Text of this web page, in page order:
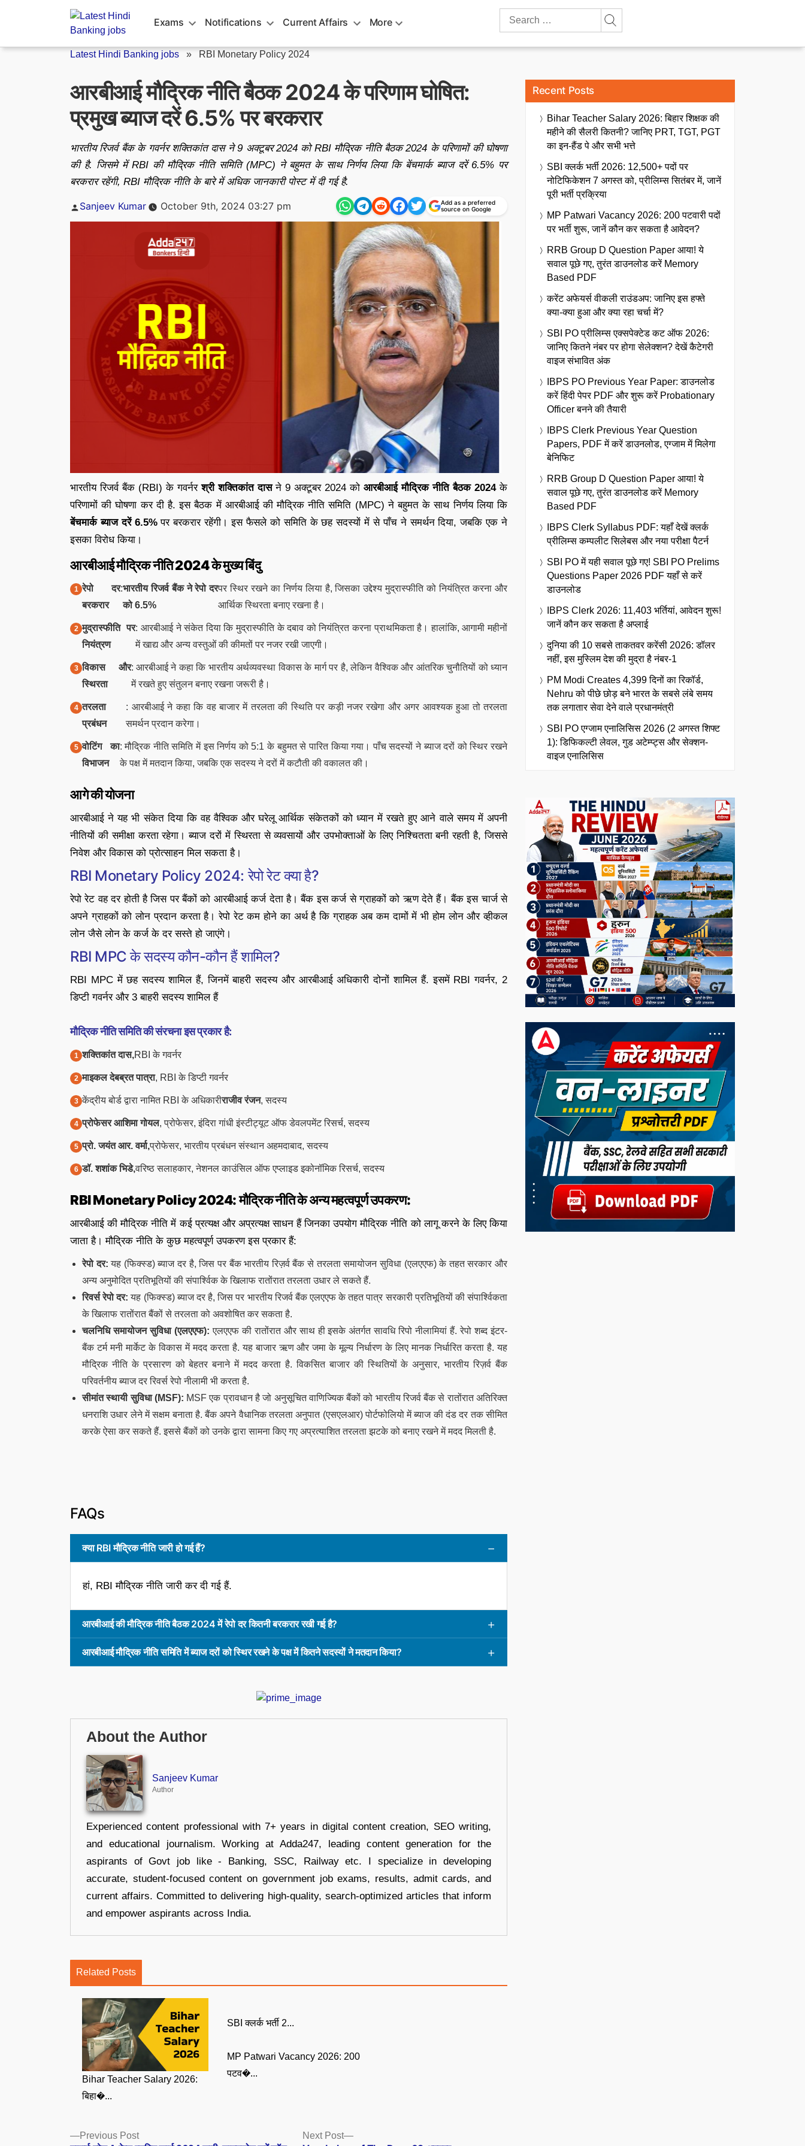
Exams Notifications Current Affairs More
Search
Latest Hindi Banking jobs » RBI Monetary Policy 2024
आरबीआई मौद्रिक नीति बैठक 2024 के परिणाम घोषित:
प्रमुख ब्याज दरें 6.5% पर बरकरार
भारतीय रिजर्व बैंक के गवर्नर शक्तिकांत दास ने 9 अक्टूबर 2024 को RBI मौद्रिक नीति बैठक 2024 के परिणामों की घोषणा
की है. जिसमे में RBI की मौद्रिक नीति समिति (MPC) ने बहुमत के साथ निर्णय लिया कि बेंचमार्क ब्याज दरें 6.5% पर
बरकरार रहेंगी, RBI मौद्रिक नीति के बारे में अधिक जानकारी पोस्ट में दी गई है.
Posted
Sanjeev Kumar October 9th, 2024 03:27 pm
Add as a preferred
source on Google
भारतीय रिजर्व बैंक (RBI) के गवर्नरश्री शक्तिकांत दासने 9 अक्टूबर 2024 को आरबीआई मौद्रिक नीति बैठक 2024के
परिणामों की घोषणा कर दी है. इस बैठक में आरबीआई की मौद्रिक नीति समिति (MPC) ने बहुमत के साथ निर्णय लिया कि
बेंचमार्क ब्याज दरें 6.5%पर बरकरार रहेंगी। इस फैसले को समिति के छह सदस्यों में से पाँच ने समर्थन दिया, जबकि एक ने
इसका विरोध किया।
आरबीआई मौद्रिक नीति 2024 के मुख्य बिंदु
रेपो दर
बरकरार
:भारतीय रिजर्व बैंक ने रेपो दर
को 6.5%
पर स्थिर रखने का निर्णय लिया है, जिसका उद्देश्य मुद्रास्फीति को नियंत्रित करना और
आर्थिक स्थिरता बनाए रखना है।
मुद्रास्फीति पर
नियंत्रण
: आरबीआई ने संकेत दिया कि मुद्रास्फीति के दबाव को नियंत्रित करना प्राथमिकता है। हालांकि, आगामी महीनों
में खाद्य और अन्य वस्तुओं की कीमतों पर नजर रखी जाएगी।
विकास और
स्थिरता
: आरबीआई ने कहा कि भारतीय अर्थव्यवस्था विकास के मार्ग पर है, लेकिन वैश्विक और आंतरिक चुनौतियों को ध्यान
में रखते हुए संतुलन बनाए रखना जरूरी है।
तरलता
प्रबंधन
: आरबीआई ने कहा कि वह बाजार में तरलता की स्थिति पर कड़ी नजर रखेगा और अगर आवश्यक हुआ तो तरलता
समर्थन प्रदान करेगा।
वोटिंग का
विभाजन
: मौद्रिक नीति समिति में इस निर्णय को 5:1 के बहुमत से पारित किया गया। पाँच सदस्यों ने ब्याज दरों को स्थिर रखने
के पक्ष में मतदान किया, जबकि एक सदस्य ने दरों में कटौती की वकालत की।
आगे की योजना
आरबीआई ने यह भी संकेत दिया कि वह वैश्विक और घरेलू आर्थिक संकेतकों को ध्यान में रखते हुए आने वाले समय में अपनी
नीतियों की समीक्षा करता रहेगा। ब्याज दरों में स्थिरता से व्यवसायों और उपभोक्ताओं के लिए निश्चितता बनी रहती है, जिससे
निवेश और विकास को प्रोत्साहन मिल सकता है।
RBI Monetary Policy 2024: रेपो रेट क्या है?
रेपो रेट वह दर होती है जिस पर बैंकों को आरबीआई कर्ज देता है। बैंक इस कर्ज से ग्राहकों को ऋण देते हैं। बैंक इस चार्ज से
अपने ग्राहकों को लोन प्रदान करता है। रेपो रेट कम होने का अर्थ है कि ग्राहक अब कम दामों में भी होम लोन और व्हीकल
लोन जैसे लोन के कर्ज के दर सस्ते हो जाएंगे।
RBI MPC के सदस्य कौन-कौन हैं शामिल?
RBI MPC में छह सदस्य शामिल हैं, जिनमें बाहरी सदस्य और आरबीआई अधिकारी दोनों शामिल हैं. इसमें RBI गवर्नर, 2
डिप्टी गवर्नर और 3 बाहरी सदस्य शामिल हैं
मौद्रिक नीति समिति की संरचना इस प्रकार है:
शक्तिकांत दास,RBI के गवर्नर
माइकल देबब्रत पात्रा, RBI के डिप्टी गवर्नर
केंद्रीय बोर्ड द्वारा नामित RBI के अधिकारीराजीव रंजन, सदस्य
प्रोफेसर आशिमा गोयल, प्रोफेसर, इंदिरा गांधी इंस्टीट्यूट ऑफ डेवलपमेंट रिसर्च, सदस्य
प्रो. जयंत आर. वर्मा,प्रोफेसर, भारतीय प्रबंधन संस्थान अहमदाबाद, सदस्य
डॉ. शशांक भिडे,वरिष्ठ सलाहकार, नेशनल काउंसिल ऑफ एप्लाइड इकोनॉमिक रिसर्च, सदस्य
RBI Monetary Policy 2024: मौद्रिक नीति के अन्य महत्वपूर्ण उपकरण:
आरबीआई की मौद्रिक नीति में कई प्रत्यक्ष और अप्रत्यक्ष साधन हैं जिनका उपयोग मौद्रिक नीति को लागू करने के लिए किया
जाता है। मौद्रिक नीति के कुछ महत्वपूर्ण उपकरण इस प्रकार हैं:
रेपो दर:यह (फिक्स्ड) ब्याज दर है, जिस पर बैंक भारतीय रिज़र्व बैंक से तरलता समायोजन सुविधा (एलएएफ) के तहत सरकार और
अन्य अनुमोदित प्रतिभूतियों की संपार्श्विक के खिलाफ रातोंरात तरलता उधार ले सकते हैं.
रिवर्स रेपो दर:यह (फिक्स्ड) ब्याज दर है, जिस पर भारतीय रिजर्व बैंक एलएएफ के तहत पात्र सरकारी प्रतिभूतियों की संपार्श्विकता
के खिलाफ रातोंरात बैंकों से तरलता को अवशोषित कर सकता है.
चलनिधि समायोजन सुविधा (एलएएफ):एलएएफ की रातोंरात और साथ ही इसके अंतर्गत सावधि रिपो नीलामियां हैं. रेपो शब्द इंटर-
बैंक टर्म मनी मार्केट के विकास में मदद करता है. यह बाजार ऋण और जमा के मूल्य निर्धारण के लिए मानक निर्धारित करता है. यह
मौद्रिक नीति के प्रसारण को बेहतर बनाने में मदद करता है. विकसित बाजार की स्थितियों के अनुसार, भारतीय रिज़र्व बैंक
परिवर्तनीय ब्याज दर रिवर्स रेपो नीलामी भी करता है.
सीमांत स्थायी सुविधा (MSF): MSF एक प्रावधान है जो अनुसूचित वाणिज्यिक बैंकों को भारतीय रिजर्व बैंक से रातोंरात अतिरिक्त
धनराशि उधार लेने में सक्षम बनाता है. बैंक अपने वैधानिक तरलता अनुपात (एसएलआर) पोर्टफोलियो में ब्याज की दंड दर तक सीमित
करके ऐसा कर सकते हैं. इससे बैंकों को उनके द्वारा सामना किए गए अप्रत्याशित तरलता झटके को बनाए रखने में मदद मिलती है.
FAQs
क्या RBI मौद्रिक नीति जारी हो गई हैं?
हां, RBI मौद्रिक नीति जारी कर दी गई हैं.
आरबीआई की मौद्रिक नीति बैठक 2024 में रेपो दर कितनी बरकरार रखी गई है?
आरबीआई मौद्रिक नीति समिति में ब्याज दरों को स्थिर रखने के पक्ष में कितने सदस्यों ने मतदान किया?
About the Author
Sanjeev Kumar
Author
Experienced content professional with 7+ years in digital content creation, SEO writing,
and educational journalism. Working at Adda247, leading content generation for the
aspirants of Govt job like - Banking, SSC, Railway etc. I specialize in developing
accurate, student-focused content on government job exams, results, admit cards, and
current affairs. Committed to delivering high-quality, search-optimized articles that inform
and empower aspirants across India.
Related Posts
Bihar Teacher Salary 2026:
बिहा�...
SBI क्लर्क भर्ती 2...
MP Patwari Vacancy 2026: 200
पटव�...
Posts
Previous PostPrevious
Next Post
Next
Recent Posts
Bihar Teacher Salary 2026: बिहार शिक्षक की
महीने की सैलरी कितनी? जानिए PRT, TGT, PGT
का इन-हैंड पे और सभी भत्ते
SBI क्लर्क भर्ती 2026: 12,500+ पदों पर
नोटिफिकेशन 7 अगस्त को, प्रीलिम्स सितंबर में, जानें
पूरी भर्ती प्रक्रिया
MP Patwari Vacancy 2026: 200 पटवारी पदों
पर भर्ती शुरू, जानें कौन कर सकता है आवेदन?
RRB Group D Question Paper आया! ये
सवाल पूछे गए, तुरंत डाउनलोड करें Memory
Based PDF
करेंट अफेयर्स वीकली राउंडअप: जानिए इस हफ्ते
क्या-क्या हुआ और क्या रहा चर्चा में?
SBI PO प्रीलिम्स एक्सपेक्टेड कट ऑफ 2026:
जानिए कितने नंबर पर होगा सेलेक्शन? देखें कैटेगरी
वाइज संभावित अंक
IBPS PO Previous Year Paper: डाउनलोड
करें हिंदी पेपर PDF और शुरू करें Probationary
Officer बनने की तैयारी
IBPS Clerk Previous Year Question
Papers, PDF में करें डाउनलोड, एग्जाम में मिलेगा
बेनिफिट
RRB Group D Question Paper आया! ये
सवाल पूछे गए, तुरंत डाउनलोड करें Memory
Based PDF
IBPS Clerk Syllabus PDF: यहाँ देखें क्लर्क
प्रीलिम्स कम्पलीट सिलेबस और नया परीक्षा पैटर्न
SBI PO में यही सवाल पूछे गए! SBI PO Prelims
Questions Paper 2026 PDF यहाँ से करें
डाउनलोड
IBPS Clerk 2026: 11,403 भर्तियां, आवेदन शुरू!
जानें कौन कर सकता है अप्लाई
दुनिया की 10 सबसे ताकतवर करेंसी 2026: डॉलर
नहीं, इस मुस्लिम देश की मुद्रा है नंबर-1
PM Modi Creates 4,399 दिनों का रिकॉर्ड,
Nehru को पीछे छोड़ बने भारत के सबसे लंबे समय
तक लगातार सेवा देने वाले प्रधानमंत्री
SBI PO एग्जाम एनालिसिस 2026 (2 अगस्त शिफ्ट
1): डिफिकल्टी लेवल, गुड अटेम्प्ट्स और सेक्शन-
वाइज एनालिसिस